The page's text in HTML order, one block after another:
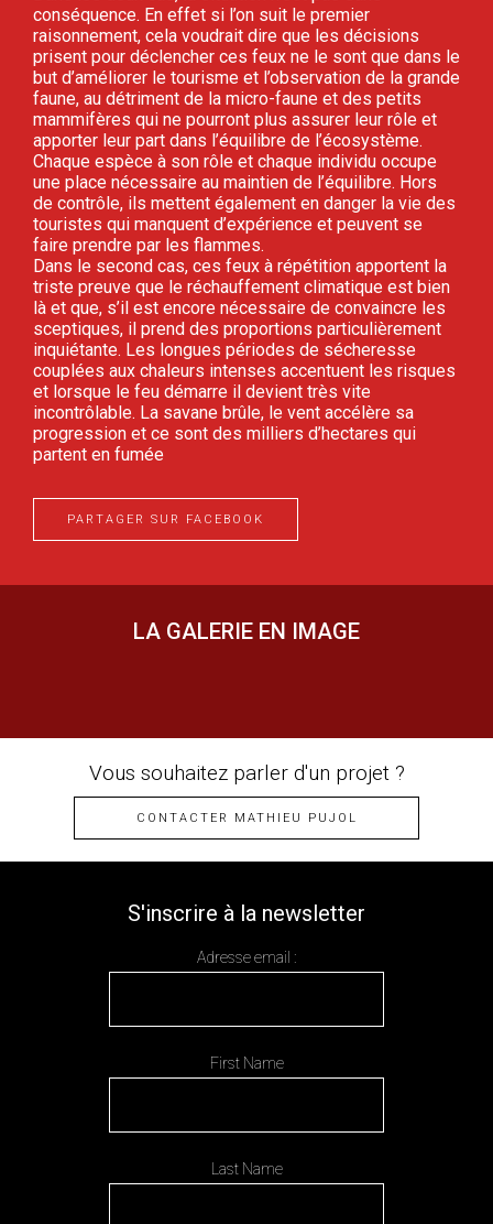
conséquence. En effet si l’on suit le premier
raisonnement, cela voudrait dire que les décisions
prisent pour déclencher ces feux ne le sont que dans le
but d’améliorer le tourisme et l’observation de la grande
faune, au détriment de la micro-faune et des petits
mammifères qui ne pourront plus assurer leur rôle et
apporter leur part dans l’équilibre de l’écosystème.
Chaque espèce à son rôle et chaque individu occupe
une place nécessaire au maintien de l’équilibre. Hors
de contrôle, ils mettent également en danger la vie des
touristes qui manquent d’expérience et peuvent se
faire prendre par les flammes.
Dans le second cas, ces feux à répétition apportent la
triste preuve que le réchauffement climatique est bien
là et que, s’il est encore nécessaire de convaincre les
sceptiques, il prend des proportions particulièrement
inquiétante. Les longues périodes de sécheresse
couplées aux chaleurs intenses accentuent les risques
et lorsque le feu démarre il devient très vite
incontrôlable. La savane brûle, le vent accélère sa
progression et ce sont des milliers d’hectares qui
partent en fumée
PARTAGER SUR FACEBOOK
LA GALERIE EN IMAGE
Vous souhaitez parler d'un projet ?
CONTACTER MATHIEU PUJOL
S'inscrire à la newsletter
Adresse email :
First Name
Last Name